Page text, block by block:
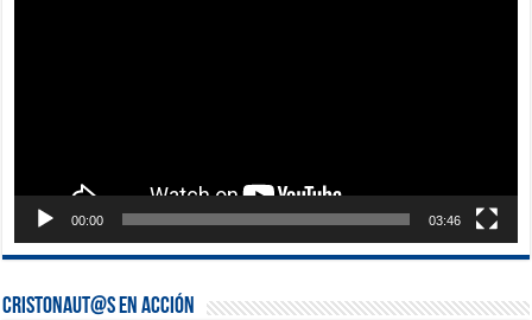
00:00 03:46
Cristonaut@s en Acción